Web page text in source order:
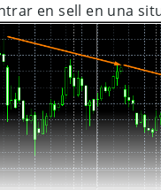
en sell en una